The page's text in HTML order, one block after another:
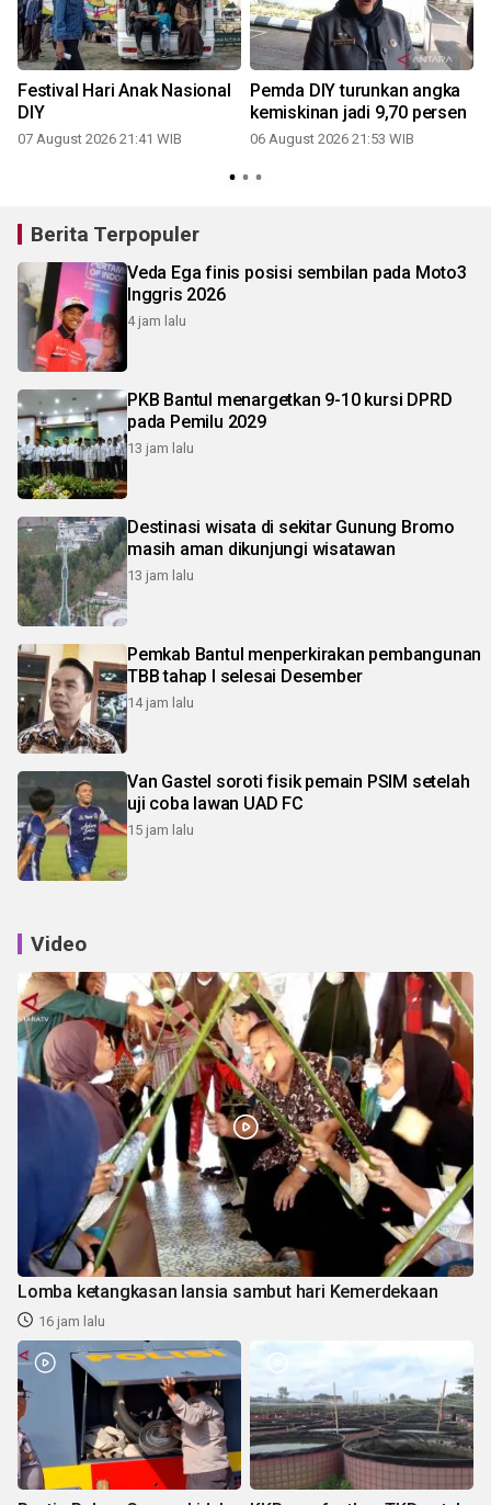
Festival Hari Anak Nasional
DIY
07 August 2026 21:41 WIB
Pemda DIY turunkan angka
kemiskinan jadi 9,70 persen
06 August 2026 21:53 WIB
Berita Terpopuler
Veda Ega finis posisi sembilan pada Moto3
Inggris 2026
4 jam lalu
PKB Bantul menargetkan 9-10 kursi DPRD
pada Pemilu 2029
13 jam lalu
Destinasi wisata di sekitar Gunung Bromo
masih aman dikunjungi wisatawan
13 jam lalu
Pemkab Bantul menperkirakan pembangunan
TBB tahap I selesai Desember
14 jam lalu
Van Gastel soroti fisik pemain PSIM setelah
uji coba lawan UAD FC
15 jam lalu
Video
Lomba ketangkasan lansia sambut hari Kemerdekaan
16 jam lalu